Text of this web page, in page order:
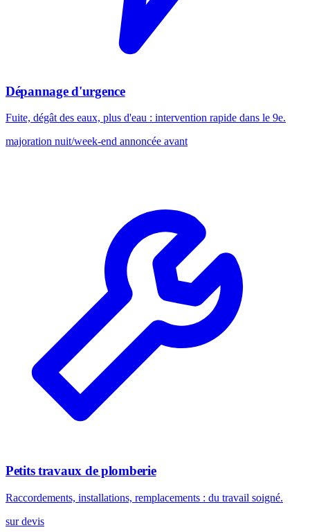
Dépannage d'urgence
Fuite, dégât des eaux, plus d'eau : intervention rapide dans le 9e.
majoration nuit/week-end annoncée avant
Petits travaux de plomberie
Raccordements, installations, remplacements : du travail soigné.
sur devis